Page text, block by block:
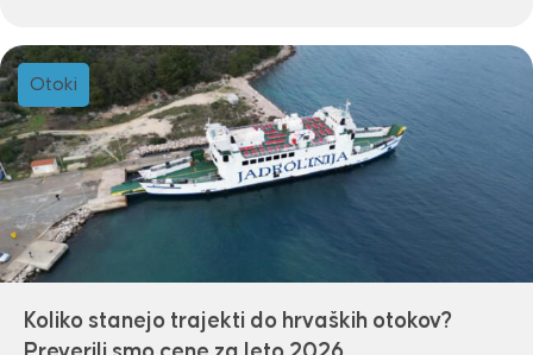
Otoki
Koliko stanejo trajekti do hrvaških otokov?